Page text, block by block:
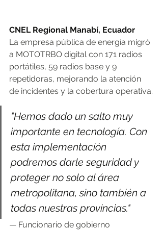
CNEL Regional Manabí, Ecuador
La empresa pública de energía migró
a MOTOTRBO digital con 171 radios
portátiles, 59 radios base y 9
repetidoras, mejorando la atención
de incidentes y la cobertura operativa.
"Hemos dado un salto muy
importante en tecnología. Con
esta implementación
podremos darle seguridad y
proteger no solo al área
metropolitana, sino también a
todas nuestras provincias."
— Funcionario de gobierno